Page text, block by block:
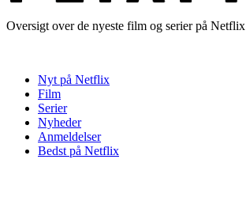
Oversigt over de nyeste film og serier på Netflix
Nyt på Netflix
Film
Serier
Nyheder
Anmeldelser
Bedst på Netflix